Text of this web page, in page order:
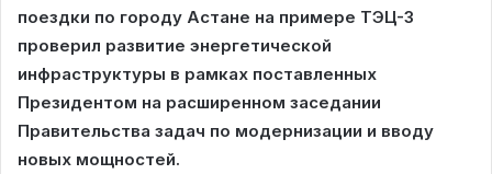
поездки по городу Астане на примере ТЭЦ-3
проверил развитие энергетической
инфраструктуры в рамках поставленных
Президентом на расширенном заседании
Правительства задач по модернизации и вводу
новых мощностей.